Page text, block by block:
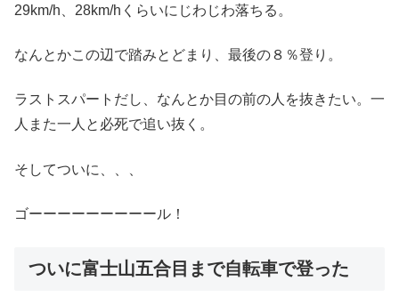
29km/h、28km/hくらいにじわじわ落ちる。
なんとかこの辺で踏みとどまり、最後の８％登り。
ラストスパートだし、なんとか目の前の人を抜きたい。一
人また一人と必死で追い抜く。
そしてついに、、、
ゴーーーーーーーーール！
ついに富士山五合目まで自転車で登った